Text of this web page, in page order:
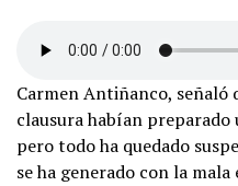
Carmen Antiñanco, señaló
clausura habían
pero todo ha quedado
se ha generado con la mala